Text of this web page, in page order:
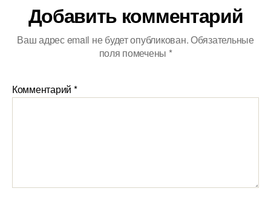
Добавить комментарий
Ваш адрес email не будет опубликован.Обязательные
поля помечены *
Комментарий *